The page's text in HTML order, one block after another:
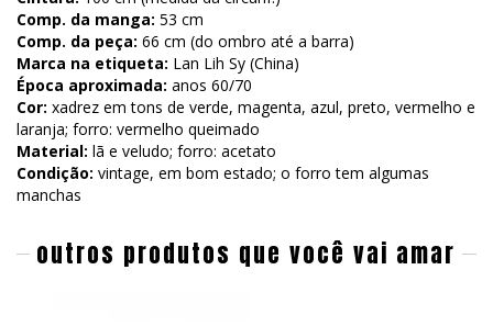
Comp. da manga: 53 cm
Comp. da peça: 66 cm (do ombro até a barra)
Marca na etiqueta: Lan Lih Sy (China)
Época aproximada: anos 60/70
Cor: xadrez em tons de verde, magenta, azul, preto, vermelho e
laranja; forro: vermelho queimado
Material: lã e veludo; forro: acetato
Condição: vintage, em bom estado; o forro tem algumas
manchas
outros produtos que você vai amar